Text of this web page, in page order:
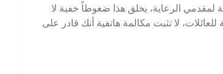
لمقدمي الرعاية، يخلق هذا ضغوطاً خفية لا
لا تثبت مكالمة هاتفية أنك قادر على